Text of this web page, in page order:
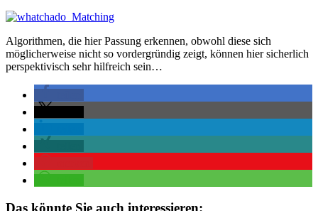
Algorithmen, die hier Passung erkennen, obwohl diese sich
möglicherweise nicht so vordergründig zeigt, können hier sicherlich
perspektivisch sehr hilfreich sein…
Das könnte Sie auch interessieren: